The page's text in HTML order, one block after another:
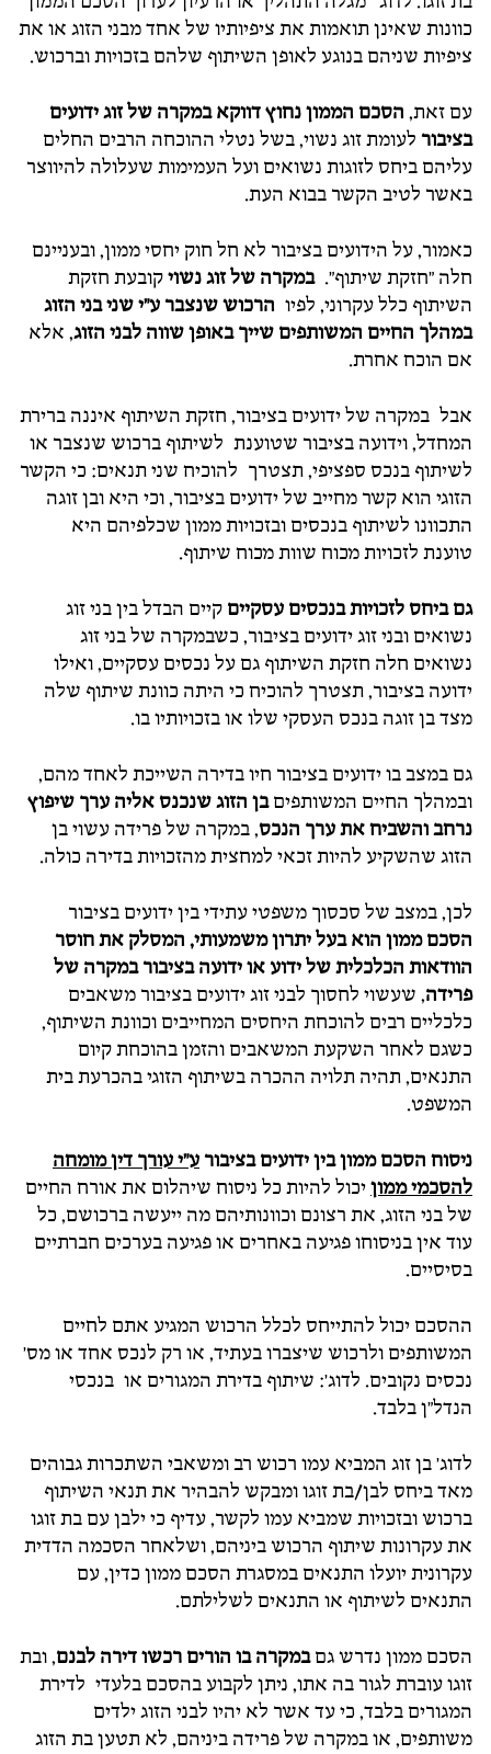
כוונות שאינן תואמות את ציפיותיו של אחד מבני הזוג או את
ציפיות שניהם בנוגע לאופן השיתוף שלהם בזכויות וברכוש.
עם זאת,הסכם הממון נחוץ דווקא במקרה של זוג ידועים
בציבור לעומת זוג נשוי, בשל נטלי ההוכחה הרבים החלים
עליהם ביחס לזוגות נשואים ועל העמימות שעלולה להיווצר
באשר לטיב הקשר בבוא העת.
כאמור, על הידועים בציבור לא חל חוק יחסי ממון, ובעניינם
חלה "חזקת שיתוף".במקרה של זוג נשויקובעת חזקת
השיתוף כלל עקרוני, לפיו הרכוש שנצבר ע"י שני בני הזוג
במהלך החיים המשותפים שייך באופן שווה לבני הזוג, אלא
אם הוכח אחרת.
אבל במקרה של ידועים בציבור, חזקת השיתוף איננה ברירת
המחדל, וידועה בציבור שטוענת לשיתוף ברכוש שנצבר או
לשיתוף בנכס ספציפי, תצטרך להוכיח שני תנאים: כי הקשר
הזוגי הוא קשר מחייב של ידועים בציבור, וכי היא ובן זוגה
התכוונו לשיתוף בנכסים ובזכויות ממון שכלפיהם היא
טוענת לזכויות מכוח שוות מכוח שיתוף.
גם ביחס לזכויותבנכסים עסקיים קיים הבדל בין בני זוג
נשואים ובני זוג ידועים בציבור, כשבמקרה של בני זוג
נשואים חלה חזקת השיתוף גם על נכסים עסקיים, ואילו
ידועה בציבור, תצטרך להוכיח כי היתה כוונת שיתוף שלה
מצד בן זוגה בנכס העסקי שלו או בזכויותיו בו.
גם במצב בו ידועים בציבור חיו בדירה השייכת לאחד מהם,
ובמהלך החיים המשותפיםבן הזוג שנכנס אליה ערך שיפוץ
נרחב והשביח את ערך הנכס, במקרה של פרידה עשוי בן
הזוג שהשקיע להיות זכאי למחצית מהזכויות בדירה כולה.
לכן, במצב של סכסוך משפטי עתידי בין ידועים בציבור
הסכם ממון הוא בעל יתרון משמעותי, המסלק את חוסר
הוודאות הכלכלית של ידוע או ידועה בציבור במקרה של
פרידה, שעשוי לחסוך לבני זוג ידועים בציבור משאבים
כלכליים רבים להוכחת היחסים המחייבים וכוונת השיתוף,
כשגם לאחר השקעת המשאבים והזמן בהוכחת קיום
התנאים, תהיה תלויה ההכרה בשיתוף הזוגי בהכרעת בית
המשפט.
ניסוח הסכם ממון בין ידועים בציבור ע"י עורך דין מומחה
להסכמי ממוןיכול להיות כל ניסוח שיהלום את אורח החיים
של בני הזוג, את רצונם וכוונותיהם מה ייעשה ברכושם, כל
עוד אין בניסוחו פגיעה באחרים או פגיעה בערכים חברתיים
בסיסיים.
ההסכם יכול להתייחס לכלל הרכוש המגיע אתם לחיים
המשותפים ולרכוש שיצברו בעתיד, או רק לנכס אחד או מס'
נכסים נקובים. לדוג': שיתוף בדירת המגורים או בנכסי
הנדל"ן בלבד.
לדוג' בן זוג המביא עמו רכוש רב ומשאבי השתכרות גבוהים
מאד ביחס לבן/בת זוגו ומבקש להבהיר את תנאי השיתוף
ברכוש ובזכויות שמביא עמו לקשר, עדיף כי ילבן עם בת זוגו
את עקרונות שיתוף הרכוש ביניהם, ושלאחר הסכמה הדדית
עקרונית יועלו התנאים במסגרת הסכם ממון כדין, עם
התנאים לשיתוף או התנאים לשלילתם.
הסכם ממון נדרש גםבמקרה בו הורים רכשו דירה לבנם, ובת
זוגו עוברת לגור בה אתו, ניתן לקבוע בהסכם בלעדי לדירת
המגורים בלבד, כי עד אשר לא יהיו לבני הזוג ילדים
משותפים, או במקרה של פרידה ביניהם, לא תטען בת הזוג